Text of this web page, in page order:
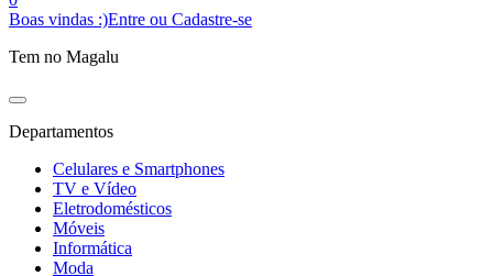
Boas vindas :)Entre ou Cadastre-se
Tem no Magalu
Departamentos
Celulares e Smartphones
TV e Vídeo
Eletrodomésticos
Móveis
Informática
Moda